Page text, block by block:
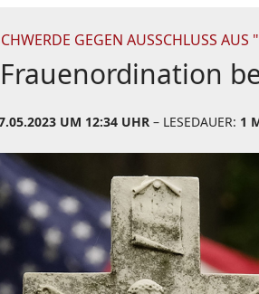
GEGEN AUSSCHLUSS
UM 12:34 UHR – LESEDAUER: 1